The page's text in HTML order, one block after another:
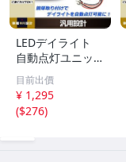
LEDデイライト
自動点灯ユニット
減光機能付き 12V
車専用 エンジン
ON連動 ポジショ
ン フォグランプ
目前出價
¥ 1,295
($276)